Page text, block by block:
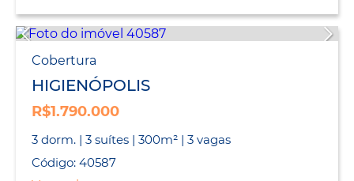
Cobertura
HIGIENÓPOLIS
R$1.790.000
3 dorm. | 3 suítes | 300m² | 3 vagas
Código: 40587